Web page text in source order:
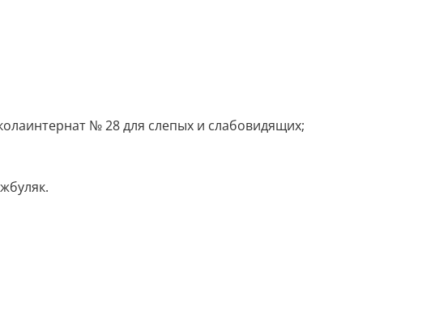
№ 28 для слепых и слабовидящих;